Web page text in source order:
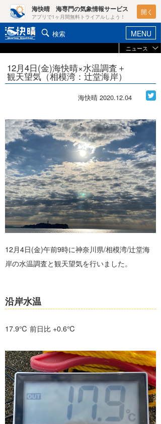
海快晴 海専門の気象情報サービス
アプリで1ヶ月間無料トライアルしよう！
開く
検索 MENU
ヘルプ&サポート マイホーム
ログイン
天気予報・概況
週間予報/天気図/他
ニュース
会員メニュー
12月4日(金)海快晴×水温調査＋
観天望気（相模湾：辻堂海岸）
海快晴 2020.12.04
12月4日(金)午前9時に神奈川県/相模湾/辻堂海
岸の水温調査と観天望気を行いました。
沿岸水温
17.9℃ 前日比 +0.6℃
ニュース
お知らせ
コラム
ライター/寄稿メディア
海快晴
海快晴スタッフ
☆加藤
banpaku
唐澤予報士
ライター
岡崎友子
一色ボート